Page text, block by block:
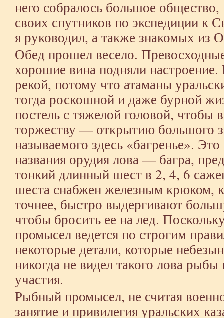
него собралось большое общество,
своих спутников по экспедиции к
я руководил, а также знакомых из
Обед прошел весело.
хорошие вина подняли
рекой, потому что атаманы
тогда роскошной и даже бурной
постель с тяжелой головой, чтобы
торжеству — открытию большого
называемого здесь «багренье».
названия орудия лова — багра,
тонкий длинный шест в 2, 4, 6
шеста снабжен железным крюком,
точнее, быстро выдергивают
чтобы бросить ее на лед.
промысел ведется по строгим
некоторые детали, которые
никогда не видел такого лова
участия.
Рыбный промысел, не считая
занятие и привилегия уральских